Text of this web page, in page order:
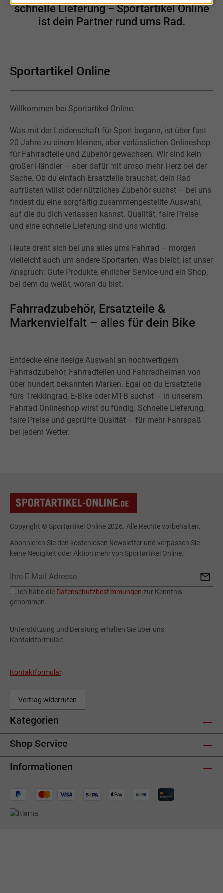
schnelle Lieferung – Sportartikel Online
ist dein Partner rund ums Rad.
Sportartikel Online
Willkommen bei Sportartikel Online.
Was mit der Leidenschaft für Sport begann, ist über fast
20 Jahre zu einem kleinen, aber verlässlichen Onlineshop
für Fahrradteile und Zubehör gewachsen. Wir sind kein
großer Händler – aber dafür mit umso mehr Herz bei der
Sache. Ob du einfach Ersatzteile brauchst, dein Rad
aufrüsten willst oder nützliches Zubehör suchst – bei uns
findest du eine sorgfältig zusammengestellte Auswahl,
auf die du dich verlassen kannst. Qualität, faire Preise
und eine schnelle Lieferung sind uns wichtig.
Heute dreht sich bei uns alles ums Fahrrad – morgen
vielleicht auch um andere Sportarten. Was bleibt, ist unser
Anspruch: Gute Produkte, ehrlicher Service und ein Shop,
bei dem du weißt, woran du bist.
Fahrradzubehör, Ersatzteile &
Markenvielfalt – alles für dein Bike
Entdecke eine riesige Auswahl an hochwertigem
Fahrradzubehör, Fahrradteilen und Fahrradhelmen von
über hundert bekannten Marken. Egal ob du Ersatzteile
fürs Trekkingrad, E-Bike oder MTB suchst – in unserem
Fahrrad Onlineshop wirst du fündig. Schnelle Lieferung,
faire Preise und geprüfte Qualität – für mehr Fahrspaß
bei jedem Wetter.
Copyright © Sportartikel Online 2026. Alle Rechte vorbehalten.
Abonnieren Sie den kostenlosen Newsletter und verpassen Sie
keine Neuigkeit oder Aktion mehr von Sportartikel Online.
Ich habe die Datenschutzbestimmungen zur Kenntnis
genommen.
Unterstützung und Beratung erhalten Sie über uns
Kontaktformular:
Kontaktformular.
Vertrag widerrufen
Kategorien
Shop Service
Informationen